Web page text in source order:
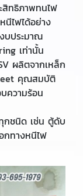
สิทธิภาพทนไฟ
นีไฟได้อย่าง
บประมาณ
เท่านั้น
ผลิตจากเหล็ก
คุณสมบัติ
ความร้อน
กชนิด เช่น ตู้ดับ
กทางหนีไฟ